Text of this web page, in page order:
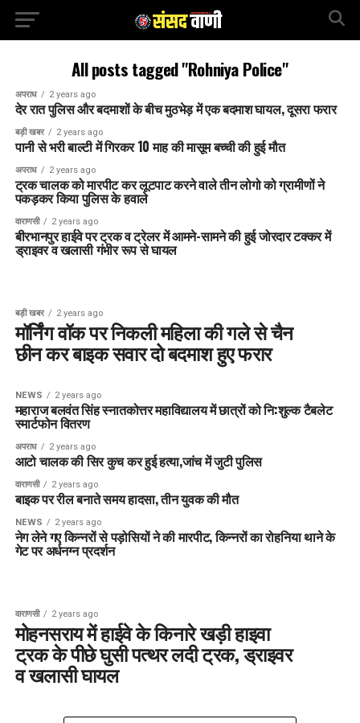
All posts tagged "Rohniya Police"
अपराध 2 years ago
देर रात पुलिस और बदमाशों के बीच मुठभेड़ में एक बदमाश घायल, दूसरा फरार
बड़ी खबर 2 years ago
पानी से भरी बाल्टी में गिरकर 10 माह की मासूम बच्ची की हुई मौत
अपराध 2 years ago
ट्रक चालक को मारपीट कर लूटपाट करने वाले तीन लोगो को ग्रामीणों ने
पकड़कर किया पुलिस के हवाले
वाराणसी 2 years ago
बीरभानपुर हाईवे पर ट्रक व ट्रेलर में आमने-सामने की हुई जोरदार टक्कर में
ड्राइवर व खलासी गंभीर रूप से घायल
बड़ी खबर 2 years ago
मॉर्निंग वॉक पर निकली महिला की गले से चैन
छीन कर बाइक सवार दो बदमाश हुए फरार
NEWS 2 years ago
महाराज बलवंत सिंह स्नातकोत्तर महाविद्यालय में छात्रों को नि:शुल्क टैबलेट
स्मार्टफोन वितरण
अपराध 2 years ago
आटो चालक की सिर कुच कर हुई हत्या,जांच में जुटी पुलिस
वाराणसी 2 years ago
बाइक पर रील बनाते समय हादसा, तीन युवक की मौत
NEWS 2 years ago
नेग लेने गए किन्नरों से पड़ोसियों ने की मारपीट, किन्नरों का रोहनिया थाने के
गेट पर अर्धनग्न प्रदर्शन
वाराणसी 2 years ago
मोहनसराय में हाईवे के किनारे खड़ी हाइवा
ट्रक के पीछे घुसी पत्थर लदी ट्रक, ड्राइवर
व खलासी घायल